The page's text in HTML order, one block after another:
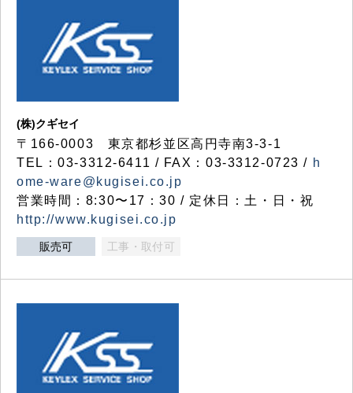
(株)クギセイ
〒166-0003 東京都杉並区高円寺南3-3-1
TEL：03-3312-6411 / FAX：03-3312-0723 / h
ome-ware@kugisei.co.jp
営業時間：8:30〜17：30 / 定休日：土・日・祝
http://www.kugisei.co.jp
販売可 工事・取付可